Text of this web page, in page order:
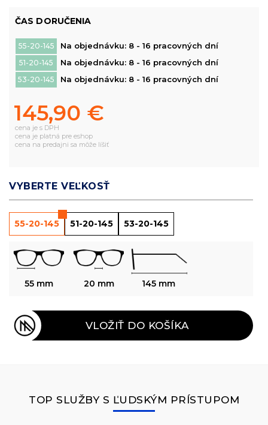
ČAS DORUČENIA
55-20-145 Na objednávku: 8 - 16 pracovných dní
51-20-145 Na objednávku: 8 - 16 pracovných dní
53-20-145 Na objednávku: 8 - 16 pracovných dní
145,90 €
cena je s DPH
cena je platná pre eshop
cena na predajni sa môže líšiť
VYBERTE VEĽKOSŤ
55-20-145 51-20-145 53-20-145
55 mm 20 mm 145 mm
VLOŽIŤ DO KOŠÍKA
TOP SLUŽBY S ĽUDSKÝM PRÍSTUPOM